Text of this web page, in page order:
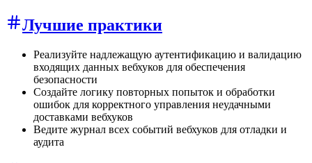
Лучшие практики
Реализуйте надлежащую аутентификацию и валидацию
входящих данных вебхуков для обеспечения
безопасности
Создайте логику повторных попыток и обработки
ошибок для корректного управления неудачными
доставками вебхуков
Ведите журнал всех событий вебхуков для отладки и
аудита